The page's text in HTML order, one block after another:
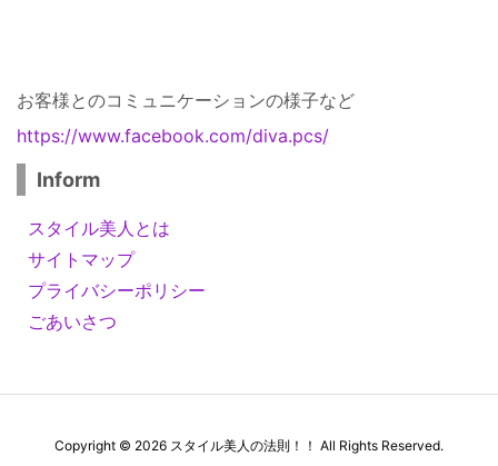
お客様とのコミュニケーションの様子など
https://www.facebook.com/diva.pcs/
Inform
スタイル美人とは
サイトマップ
プライバシーポリシー
ごあいさつ
Copyright © 2026 スタイル美人の法則！！ All Rights Reserved.